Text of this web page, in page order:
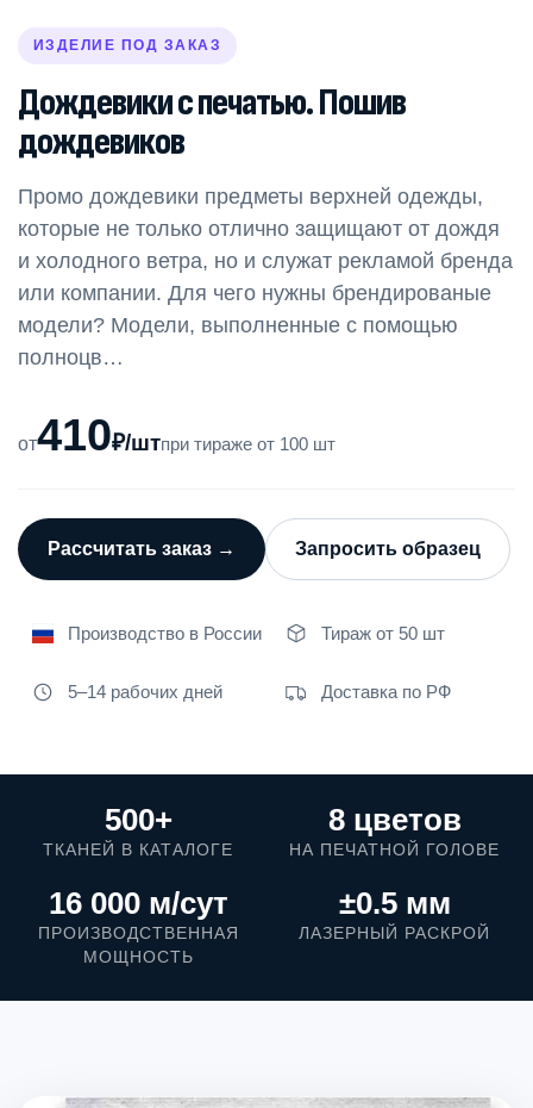
ИЗДЕЛИЕ ПОД ЗАКАЗ
Дождевики c печатью. Пошив
дождевиков
Промо дождевики предметы верхней одежды,
которые не только отлично защищают от дождя
и холодного ветра, но и служат рекламой бренда
или компании. Для чего нужны брендированые
модели? Модели, выполненные с помощью
полноцв…
от410₽/штпри тираже от 100 шт
Рассчитать заказ → Запросить образец
Производство в России Тираж от 50 шт
5–14 рабочих дней Доставка по РФ
500+
ТКАНЕЙ В КАТАЛОГЕ
8 цветов
НА ПЕЧАТНОЙ ГОЛОВЕ
16 000 м/сут
ПРОИЗВОДСТВЕННАЯ
МОЩНОСТЬ
±0.5 мм
ЛАЗЕРНЫЙ РАСКРОЙ